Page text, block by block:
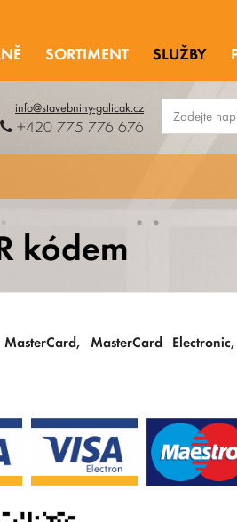
SORTIMENT SLUŽBY
info@stavebniny-galicak.cz
+420 775 776 676
kódem
MasterCard, MasterCard